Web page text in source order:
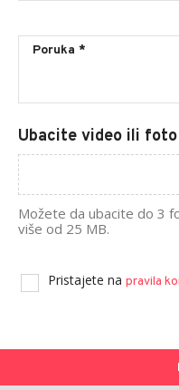
Ubacite video ili foto
Možete da ubacite do 3
više od 25 MB.
Pristajete na pravila